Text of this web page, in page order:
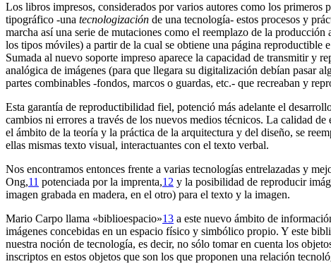
Los libros impresos, considerados por varios autores como los
tipográfico -una tecnologización de una tecnología- estos procesos y
marcha así una serie de mutaciones como el reemplazo de la
los tipos móviles) a partir de la cual se obtiene una página reproductible
Sumada al nuevo soporte impreso aparece la capacidad de transmitir y
analógica de imágenes (para que llegara su digitalización debían pasar
partes combinables -fondos, marcos o guardas, etc.- que recreaban y
Esta garantía de reproductibilidad fiel, potenció más adelante el
cambios ni errores a través de los nuevos medios técnicos. La calidad
el ámbito de la teoría y la práctica de la arquitectura y del diseño, se
ellas mismas texto visual, interactuantes con el texto verbal.
Nos encontramos entonces frente a varias tecnologías entrelazadas y
Ong,11 potenciada por la imprenta,12 y la posibilidad de reproducir
imagen grabada en madera, en el otro) para el texto y la imagen.
Mario Carpo llama «biblioespacio»13 a este nuevo ámbito de
imágenes concebidas en un espacio físico y simbólico propio. Y este
nuestra noción de tecnología, es decir, no sólo tomar en cuenta los
inscriptos en estos objetos que son los que proponen una relación